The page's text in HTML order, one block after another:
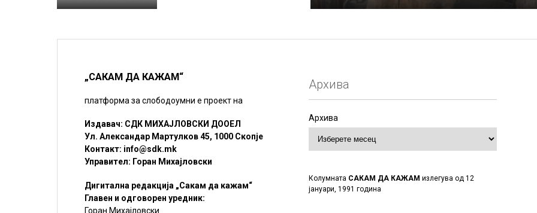
„САКАМ ДА КАЖАМ“
платформа за слободоумни е проект на
Издавач: СДК МИХАЈЛОВСКИ ДООЕЛ
Ул. Александар Мартулков 45, 1000 Скопје
Контакт: info@sdk.mk
Управител: Горан Михајловски
Дигитална редакција „Сакам да кажам“
Главен и одговорен уредник:
Горан Михајловски
Архива
Архива
Колумната САКАМ ДА КАЖАМ излегува од 12
јануари, 1991 година